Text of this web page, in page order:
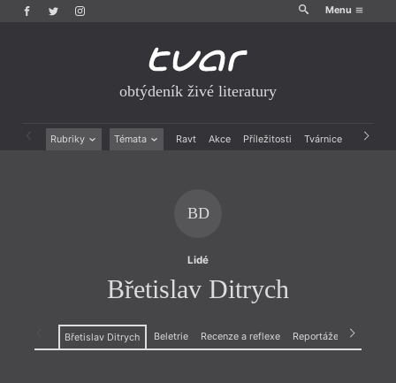
Menu
obtýdeník živé literatury
Rubriky Témata Ravt Akce Příležitosti Tvárnice Archiv
BD
Lidé
Břetislav Ditrych
Břetislav Ditrych Beletrie Recenze a reflexe Reportáže